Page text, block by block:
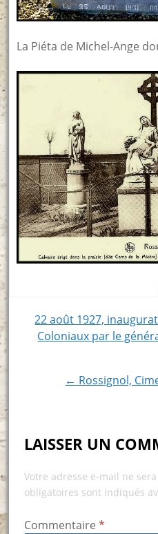
La Piéta de Michel-Ange
Post
22 août 1927,
Coloniaux par le
← Rossignol,
LAISSER UN
Votre adresse e-mail ne
obligatoires sont indiqués
Commentaire *